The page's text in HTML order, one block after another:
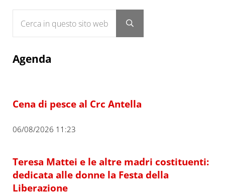
Submit search
Agenda
Cena di pesce al Crc Antella
06/08/2026 11:23
Teresa Mattei e le altre madri costituenti:
dedicata alle donne la Festa della
Liberazione